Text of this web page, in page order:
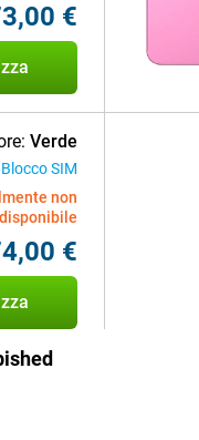
€
Verde
SIM
non
disponibile
€